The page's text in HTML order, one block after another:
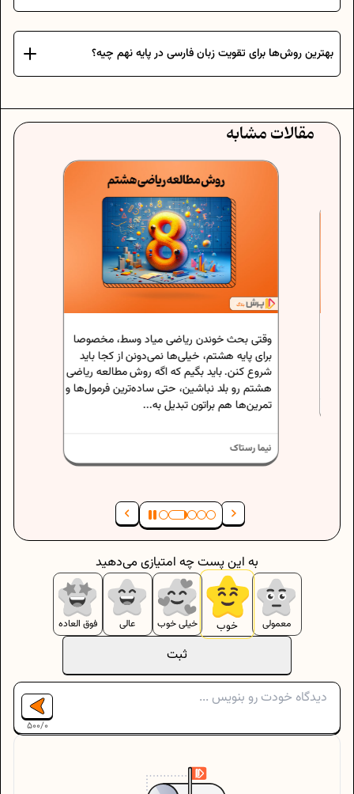
بهترین روش‌ها برای تقویت زبان فارسی در پایه نهم چیه؟
مقالات مشابه
وقتی بحث خوندن ریاضی میاد وسط، مخصوصا
برای پایه هشتم، خیلی‌ها نمی‌دونن از کجا باید
شروع کنن. باید بگیم که اگه روش مطالعه ریاضی
هشتم رو بلد نباشین، حتی ساده‌ترین فرمول‌ها و
تمرین‌ها هم براتون تبدیل به...
نیما رستاک
ثبت
معمولی خوب خیلی خوب عالی فوق العاده
به این پست چه امتیازی می‌دهید
500/0